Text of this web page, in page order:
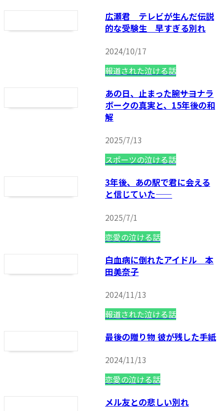
広瀬君 テレビが生んだ伝説
的な受験生 早すぎる別れ
2024/10/17
報道された泣ける話
あの日、止まった腕――サヨナラ
ボークの真実と、15年後の和
解
2025/7/13
スポーツの泣ける話
3年後、あの駅で君に会える
と信じていた——
2025/7/1
恋愛の泣ける話
白血病に倒れたアイドル 本
田美奈子
2024/11/13
報道された泣ける話
最後の贈り物 彼が残した手紙
2024/11/13
恋愛の泣ける話
メル友との悲しい別れ